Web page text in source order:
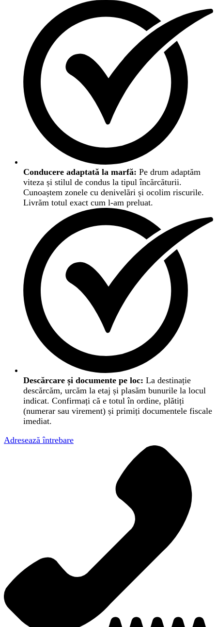
Conducere adaptată la marfă: Pe drum adaptăm
viteza și stilul de condus la tipul încărcăturii.
Cunoaștem zonele cu denivelări și ocolim riscurile.
Livrăm totul exact cum l-am preluat.
Descărcare și documente pe loc: La destinație
descărcăm, urcăm la etaj și plasăm bunurile la locul
indicat. Confirmați că e totul în ordine, plătiți
(numerar sau virement) și primiți documentele fiscale
imediat.
Adresează întrebare